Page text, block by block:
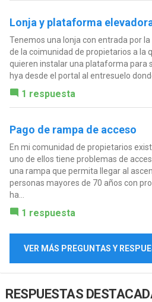
Lonja y plataforma
Tenemos una lonja con entrada por la
de la coimunidad de propietarios a la
quieren instalar una plataforma para
hya desde el portal al entresuelo
1 respuesta
Pago de rampa de acceso
En mi comunidad de propietarios
uno de ellos tiene problemas de
una rampa que permita llegar al
personas mayores de 70 años con
ha...
1 respuesta
VER MÁS PREGUNTAS Y
RESPUESTAS